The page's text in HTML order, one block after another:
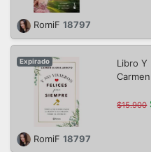
RomiF 18797
Expirado
Libro Y
$15.900
RomiF 18797